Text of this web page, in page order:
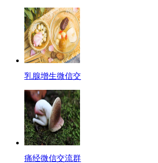
乳腺增生微信交
痛经微信交流群